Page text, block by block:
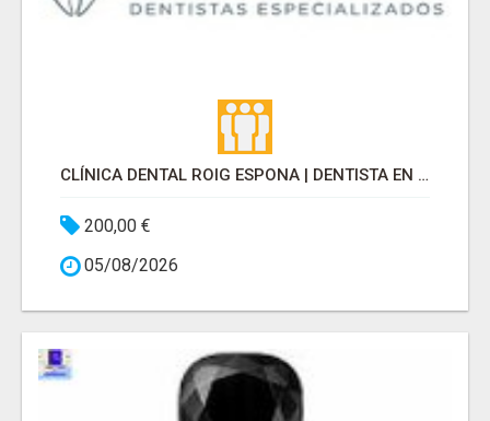
CLÍNICA DENTAL ROIG ESPONA | DENTISTA EN SARRIA SANT GERVASI
200,00 €
05/08/2026